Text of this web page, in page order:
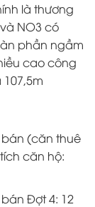
là thương
NO3 có
phần ngầm
cao công
bán (căn thuê
căn hộ:
Đợt 4: 12